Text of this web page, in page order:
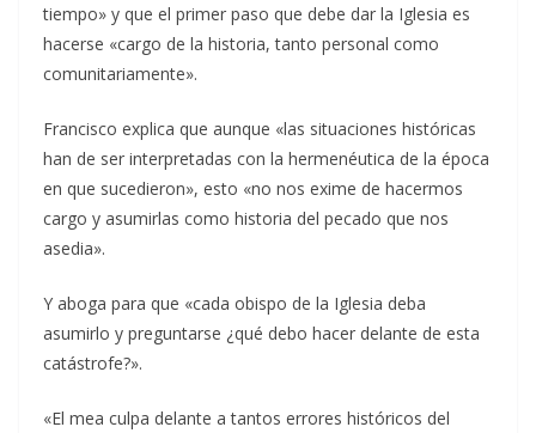
tiempo» y que el primer paso que debe dar la Iglesia es
hacerse «cargo de la historia, tanto personal como
comunitariamente».
Francisco explica que aunque «las situaciones históricas
han de ser interpretadas con la hermenéutica de la época
en que sucedieron», esto «no nos exime de hacermos
cargo y asumirlas como historia del pecado que nos
asedia».
Y aboga para que «cada obispo de la Iglesia deba
asumirlo y preguntarse ¿qué debo hacer delante de esta
catástrofe?».
«El mea culpa delante a tantos errores históricos del